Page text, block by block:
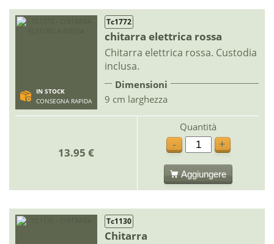
IN STOCK
CONSEGNA RAPIDA
Tc1772
chitarra elettrica rossa
Chitarra elettrica rossa. Custodia
inclusa.
Dimensioni
9 cm larghezza
13.95 €
Quantità
-
+
Aggiungere
Tc1130
Chitarra